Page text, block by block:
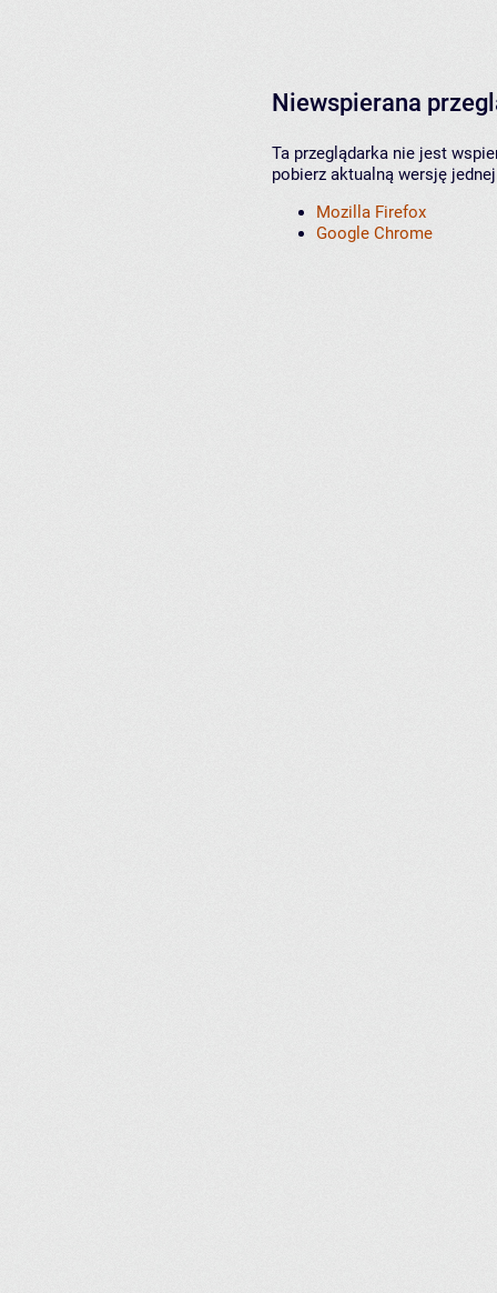
Niewspierana
Ta przeglądarka nie jest
pobierz aktualną wersję
Mozilla Firefox
Google Chrome